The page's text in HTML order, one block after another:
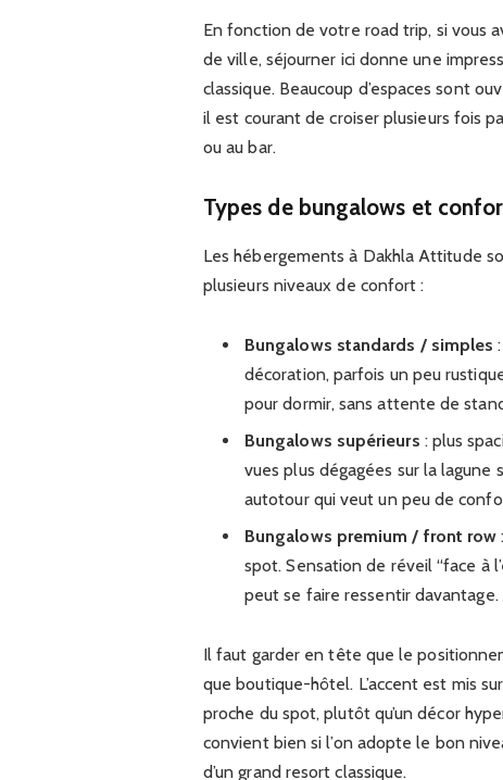
En fonction de votre road trip, si vous
de ville, séjourner ici donne une
classique. Beaucoup d’espaces sont
il est courant de croiser plusieurs fois
ou au bar.
Types de bungalows et
Les hébergements à Dakhla Attitude
plusieurs niveaux de confort :
Bungalows standards / simples
décoration, parfois un peu
pour dormir, sans attente de
Bungalows supérieurs : plus
vues plus dégagées sur la
autotour qui veut un peu de
Bungalows premium / front row
spot. Sensation de réveil “face à
peut se faire ressentir davantage.
Il faut garder en tête que le
que boutique-hôtel. L’accent est mis
proche du spot, plutôt qu’un décor
convient bien si l’on adopte le bon
d’un grand resort classique.